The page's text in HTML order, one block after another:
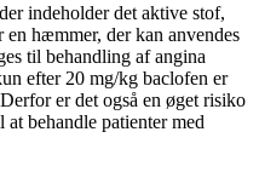
indeholder det aktive stof,
hæmmer, der kan anvendes
til behandling af angina
efter 20 mg/kg baclofen er
er det også en øget risiko
behandle patienter med